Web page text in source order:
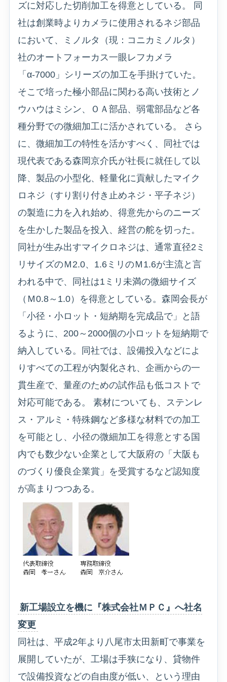
ズに対応した切削加工を得意としている。 同
社は創業時よりカメラに使用されるネジ部品
において、ミノルタ（現：コニカミノルタ）
社のオートフォーカス一眼レフカメラ
「α-7000」シリーズの加工を手掛けていた。
そこで培った極小部品に関わる高い技術とノ
ウハウはミシン、ＯＡ部品、弱電部品など各
種分野での微細加工に活かされている。 さら
に、微細加工の特性を活かすべく、同社では
現代表である森岡京介氏が社長に就任して以
降、製品の小型化、軽量化に貢献したマイク
ロネジ（すり割り付き止めネジ・平子ネジ）
の製造に力を入れ始め、得意先からのニーズ
を生かした製品を投入、経営の舵を切った。
同社が生み出すマイクロネジは、通常直径2ミ
リサイズのＭ2.0、1.6ミリのＭ1.6が主流と言
われる中で、同社は1ミリ未満の微細サイズ
（Ｍ0.8～1.0）を得意としている。森岡会長が
「小径・小ロット・短納期を完成品で」と語
るように、200～2000個の小ロットを短納期で
納入している。同社では、設備投入などによ
りすべての工程が内製化され、企画からの一
貫生産で、量産のための試作品も低コストで
対応可能である。 素材についても、ステンレ
ス・アルミ・特殊鋼など多様な材料での加工
を可能とし、小径の微細加工を得意とする国
内でも数少ない企業として大阪府の「大阪も
のづくり優良企業賞」を受賞するなど認知度
が高まりつつある。
新工場設立を機に『株式会社ＭＰＣ』へ社名
変更
同社は、平成2年より八尾市太田新町で事業を
展開していたが、工場は手狭になり、貸物件
で設備投資などの自由度が低い、という理由